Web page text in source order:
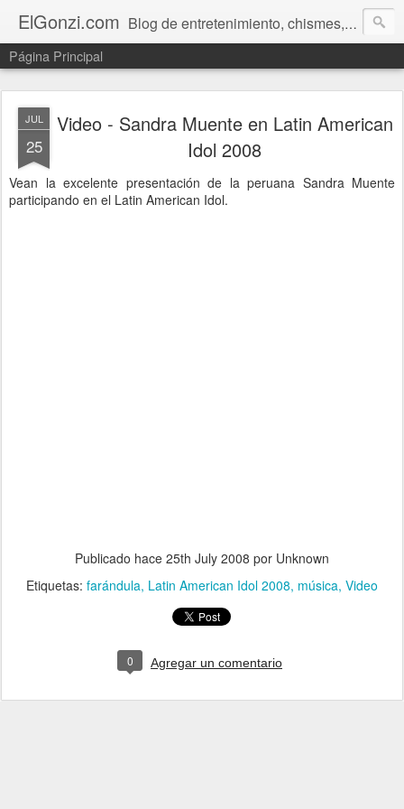
ElGonzi.com Blog de entretenimiento, chismes, humor, farándula, curiosidades, ovnis, noticias calientes, fotos, videos, paranormal y ¡más!
Página Principal
JUL
25
Video - Sandra Muente en Latin American
Idol 2008
Vean la excelente presentación de la peruana Sandra Muente
participando en el Latin American Idol.
Publicado hace 25th July 2008 por Unknown
Etiquetas: farándula Latin American Idol 2008 música Video
0 Agregar un comentario